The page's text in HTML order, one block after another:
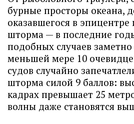
бурные просторы океана,
оказавшегося в эпицентре
шторма — в последние
подобных случаев
меньшей мере 10
судов случайно
шторма силой 9 баллов:
кадрах превышает 25
волны даже становятся